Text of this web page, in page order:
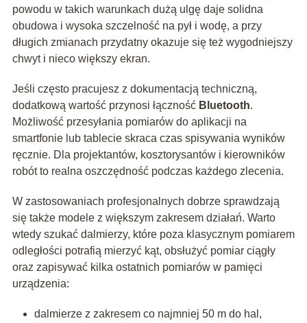
powodu w takich warunkach dużą ulgę daje solidna
obudowa i wysoka szczelność na pył i wodę, a przy
długich zmianach przydatny okazuje się też wygodniejszy
chwyt i nieco większy ekran.
Jeśli często pracujesz z dokumentacją techniczną,
dodatkową wartość przynosi łączność Bluetooth.
Możliwość przesyłania pomiarów do aplikacji na
smartfonie lub tablecie skraca czas spisywania wyników
ręcznie. Dla projektantów, kosztorysantów i kierowników
robót to realna oszczędność podczas każdego zlecenia.
W zastosowaniach profesjonalnych dobrze sprawdzają
się także modele z większym zakresem działań. Warto
wtedy szukać dalmierzy, które poza klasycznym pomiarem
odległości potrafią mierzyć kąt, obsłużyć pomiar ciągły
oraz zapisywać kilka ostatnich pomiarów w pamięci
urządzenia:
dalmierze z zakresem co najmniej 50 m do hal,